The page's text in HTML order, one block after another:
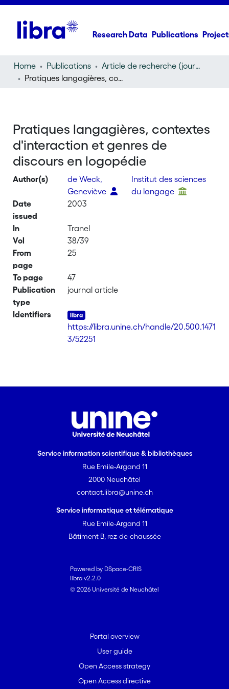
Research Data Publications
Home Publications
Article de recherche (journal article)
Pratiques langagières, contextes d'interaction et genres de discours en logopédie
Pratiques langagières, contextes
d'interaction et genres de
discours en logopédie
Author(s)
de Weck,
Geneviève
Institut des sciences
du langage
Date
issued
2003
In
Tranel
Vol
38/39
From
page
25
To page
47
Publication
type
journal article
Identifiers
https://libra.unine.ch/handle/20.500.1471
3/52251
Service information scientifique & bibliothèques
Rue Emile-Argand 11
2000 Neuchâtel
contact.libra@unine.ch
Service informatique et télématique
Rue Emile-Argand 11
Bâtiment B, rez-de-chaussée
Powered by DSpace-CRIS
libra v2.2.0
© 2026 Université de Neuchâtel
Portal overview
User guide
Open Access strategy
Open Access directive